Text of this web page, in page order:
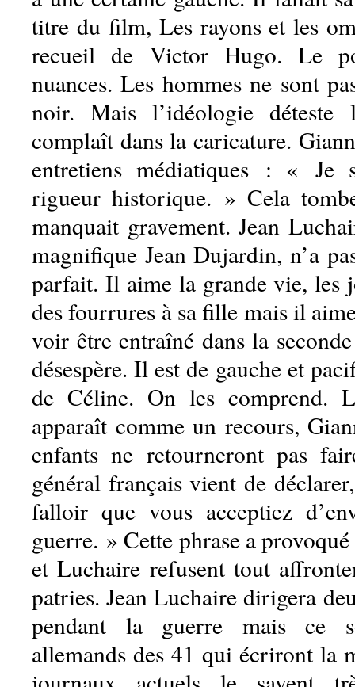
titre du film, Les rayons et les
recueil de Victor Hugo. Le
nuances. Les hommes ne sont
noir. Mais l’idéologie déteste
complaît dans la caricature.
entretiens médiatiques : « Je
rigueur historique. » Cela
manquait gravement. Jean
magnifique Jean Dujardin, n’a
parfait. Il aime la grande vie, les
des fourrures à sa fille mais il
voir être entraîné dans la
désespère. Il est de gauche et
de Céline. On les comprend.
apparaît comme un recours,
enfants ne retourneront pas
général français vient de
falloir que vous acceptiez
guerre. » Cette phrase a
et Luchaire refusent tout
patries. Jean Luchaire dirigera
pendant la guerre mais ce
allemands des 41 qui écriront la